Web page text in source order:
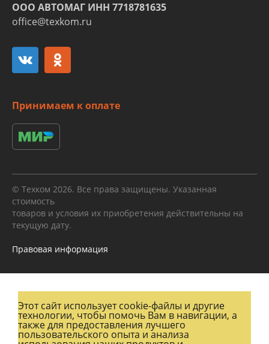
ООО АВТОМАГ ИНН 7718781635
office@texkom.ru
Принимаем к оплате
© Техком 2026. Все права защищены. Указанная
стоимость
товаров и условия их приобретения действительны на
текущую дату.
Правовая информация
Этот сайт использует cookie-файлы и другие
технологии, чтобы помочь Вам в навигации, а
также для предоставления лучшего
пользовательского опыта и анализа